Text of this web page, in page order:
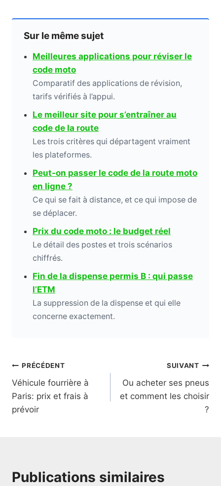
Sur le même sujet
Meilleures applications pour réviser le
code moto
Comparatif des applications de révision,
tarifs vérifiés à l’appui.
Le meilleur site pour s’entraîner au
code de la route
Les trois critères qui départagent vraiment
les plateformes.
Peut-on passer le code de la route moto
en ligne ?
Ce qui se fait à distance, et ce qui impose de
se déplacer.
Prix du code moto : le budget réel
Le détail des postes et trois scénarios
chiffrés.
Fin de la dispense permis B : qui passe
l’ETM
La suppression de la dispense et qui elle
concerne exactement.
Navigation
de
l’article
PRÉCÉDENT
Véhicule fourrière à
Paris: prix et frais à
prévoir
SUIVANT
Ou acheter ses pneus
et comment les choisir
?
Publications similaires